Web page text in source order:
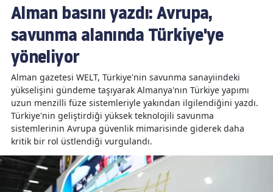
Alman basını yazdı: Avrupa,
savunma alanında Türkiye'ye
yöneliyor
Alman gazetesi WELT, Türkiye'nin savunma sanayiindeki
yükselişini gündeme taşıyarak Almanya'nın Türkiye yapımı
uzun menzilli füze sistemleriyle yakından ilgilendiğini yazdı.
Türkiye'nin geliştirdiği yüksek teknolojili savunma
sistemlerinin Avrupa güvenlik mimarisinde giderek daha
kritik bir rol üstlendiği vurgulandı.